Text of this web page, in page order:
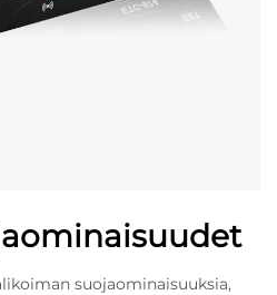
suojaominaisuuksia,